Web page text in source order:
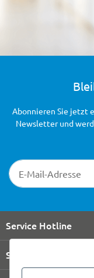
Newsletter-
Abonnieren Sie jetzt
Newsletter und
Service Hotline
Shop Service